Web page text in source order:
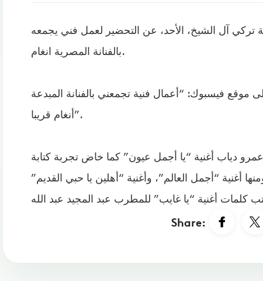
آل الشيخ، الأحد، عن التحضير لعمل فني يجمعه
بالفنانة المصرية انغام.
فيسبوك: “أعمال فنية تجمعني بالفنانة المبدعة
أنغام قريبا”.
دياب أغنية “يا أجمل عيون” كما خاض تجربة كتابة
أغنية “أجمل العالم”، وأغنية “أهلين يا حبي القديم”
Share: